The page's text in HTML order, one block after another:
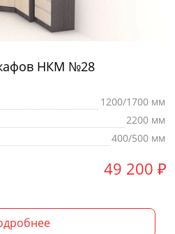
НКМ №28
1200/1700 мм
2200 мм
400/500 мм
49 200 ₽